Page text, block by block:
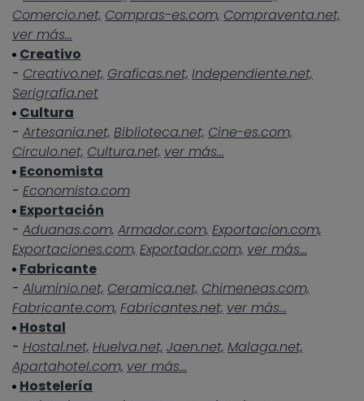
Comercio.net, Compras-es.com, Compraventa.net,
ver más...
Creativo
- Creativo.net, Graficas.net, Independiente.net,
Serigrafia.net
Cultura
- Artesania.net, Biblioteca.net, Cine-es.com,
Circulo.net, Cultura.net, ver más...
Economista
- Economista.com
Exportación
- Aduanas.com, Armador.com, Exportacion.com,
Exportaciones.com, Exportador.com, ver más...
Fabricante
- Aluminio.net, Ceramica.net, Chimeneas.com,
Fabricante.com, Fabricantes.net, ver más...
Hostal
- Hostal.net, Huelva.net, Jaen.net, Malaga.net,
Apartahotel.com, ver más...
Hostelería